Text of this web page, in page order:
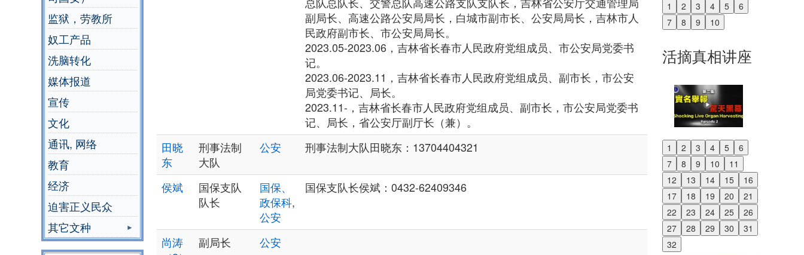
监狱，劳教所
奴工产品
洗脑转化
媒体报道
宣传
文化
通讯, 网络
教育
经济
迫害正义民众
其它文种
副局长、高速公路公安局局长，白城市副市长、公安局局长，吉林市人
民政府副市长、市公安局局长。
2023.05-2023.06，吉林省长春市人民政府党组成员、市公安局党委书
记。
2023.06-2023.11，吉林省长春市人民政府党组成员、副市长，市公安
局党委书记、局长。
2023.11-，吉林省长春市人民政府党组成员、副市长，市公安局党委书
记、局长，省公安厅副厅长（兼）。
田晓
东
刑事法制
大队
公安 刑事法制大队田晓东：13704404321
侯斌
国保支队
队长
国保、
政保科,
公安
国保支队长侯斌：0432-62409346
尚涛
副局长 公安
1 2 3 4 5
6
7
8 9 10
Previous
Next
活摘真相讲座
1 2 3 4 5
6
7
8 9 10
11
12
13 14 15
16
17
18 19 20
21
22
23 24 25
26
27
28 29 30
31
32
Previous
Next